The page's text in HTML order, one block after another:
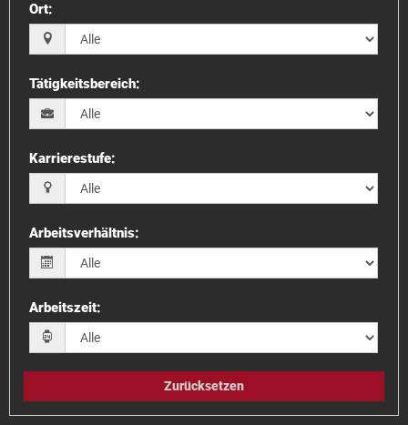
Ort:
Tätigkeitsbereich:
Karrierestufe:
Arbeitsverhältnis:
Arbeitszeit:
Zurücksetzen